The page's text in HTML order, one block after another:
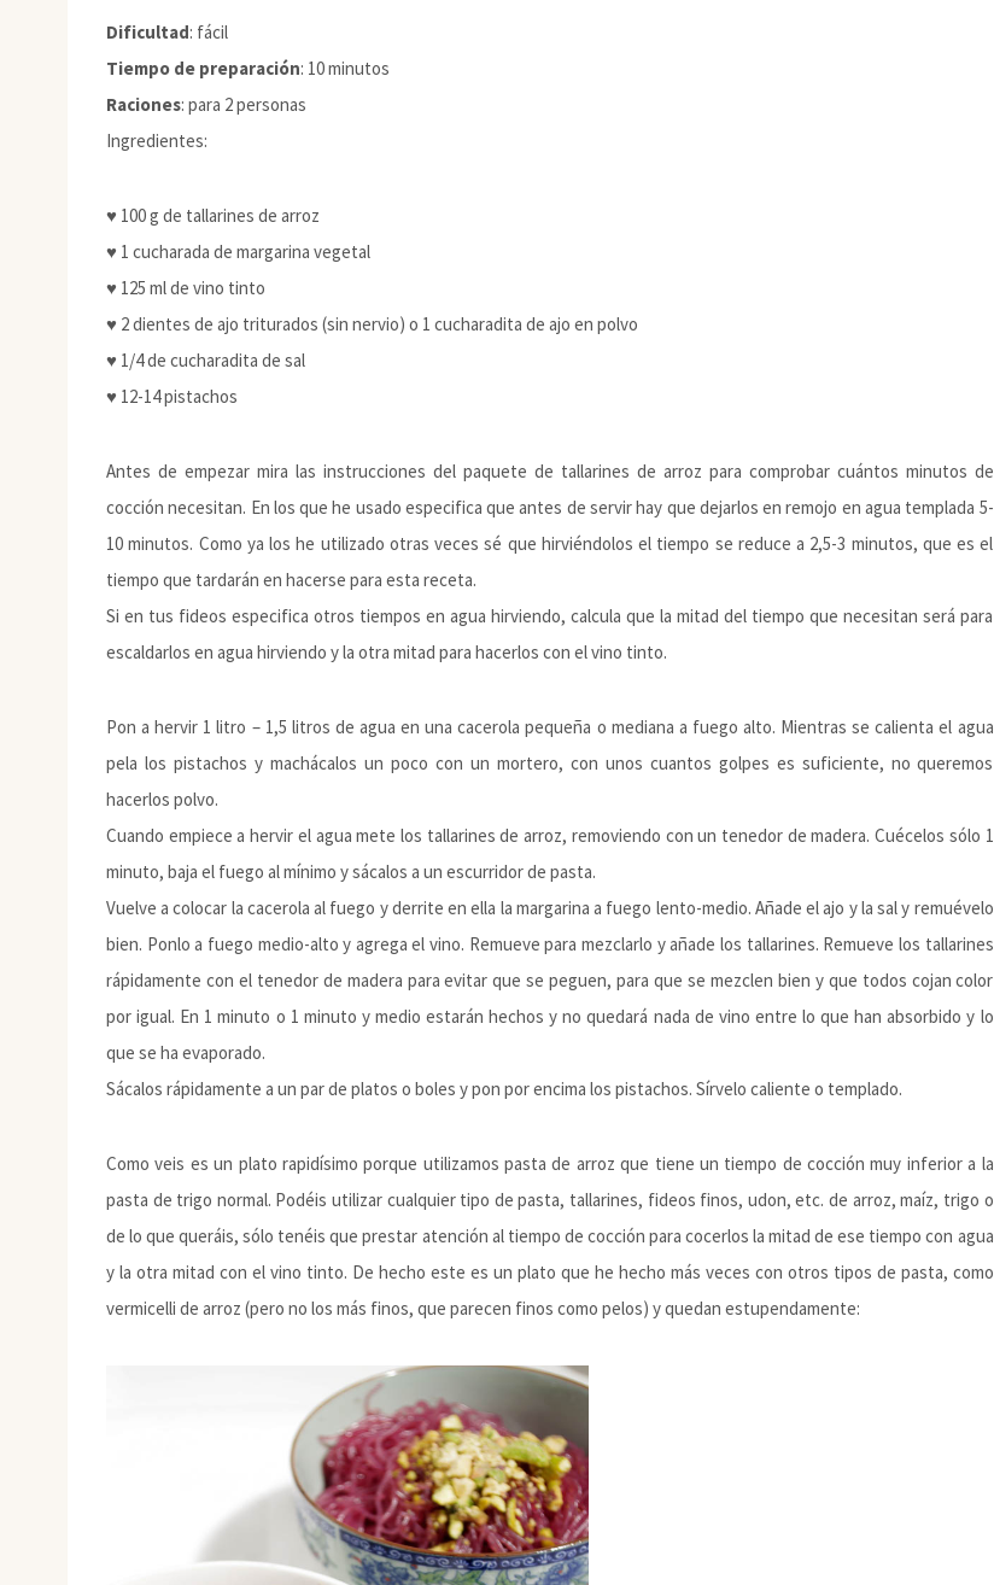
Dificultad: fácil
Tiempo de preparación: 10 minutos
Raciones: para 2 personas
Ingredientes:
♥ 100 g de tallarines de arroz
♥ 1 cucharada de margarina vegetal
♥ 125 ml de vino tinto
♥ 2 dientes de ajo triturados (sin nervio) o 1 cucharadita de ajo en polvo
♥ 1/4 de cucharadita de sal
♥ 12-14 pistachos
Antes de empezar mira las instrucciones del paquete de tallarines de arroz para comprobar cuántos minutos de
cocción necesitan. En los que he usado especifica que antes de servir hay que dejarlos en remojo en agua templada 5-
10 minutos. Como ya los he utilizado otras veces sé que hirviéndolos el tiempo se reduce a 2,5-3 minutos, que es el
tiempo que tardarán en hacerse para esta receta.
Si en tus fideos especifica otros tiempos en agua hirviendo, calcula que la mitad del tiempo que necesitan será para
escaldarlos en agua hirviendo y la otra mitad para hacerlos con el vino tinto.
Pon a hervir 1 litro – 1,5 litros de agua en una cacerola pequeña o mediana a fuego alto. Mientras se calienta el agua
pela los pistachos y machácalos un poco con un mortero, con unos cuantos golpes es suficiente, no queremos
hacerlos polvo.
Cuando empiece a hervir el agua mete los tallarines de arroz, removiendo con un tenedor de madera. Cuécelos sólo 1
minuto, baja el fuego al mínimo y sácalos a un escurridor de pasta.
Vuelve a colocar la cacerola al fuego y derrite en ella la margarina a fuego lento-medio. Añade el ajo y la sal y remuévelo
bien. Ponlo a fuego medio-alto y agrega el vino. Remueve para mezclarlo y añade los tallarines. Remueve los tallarines
rápidamente con el tenedor de madera para evitar que se peguen, para que se mezclen bien y que todos cojan color
por igual. En 1 minuto o 1 minuto y medio estarán hechos y no quedará nada de vino entre lo que han absorbido y lo
que se ha evaporado.
Sácalos rápidamente a un par de platos o boles y pon por encima los pistachos. Sírvelo caliente o templado.
Como veis es un plato rapidísimo porque utilizamos pasta de arroz que tiene un tiempo de cocción muy inferior a la
pasta de trigo normal. Podéis utilizar cualquier tipo de pasta, tallarines, fideos finos, udon, etc. de arroz, maíz, trigo o
de lo que queráis, sólo tenéis que prestar atención al tiempo de cocción para cocerlos la mitad de ese tiempo con agua
y la otra mitad con el vino tinto. De hecho este es un plato que he hecho más veces con otros tipos de pasta, como
vermicelli de arroz (pero no los más finos, que parecen finos como pelos) y quedan estupendamente: